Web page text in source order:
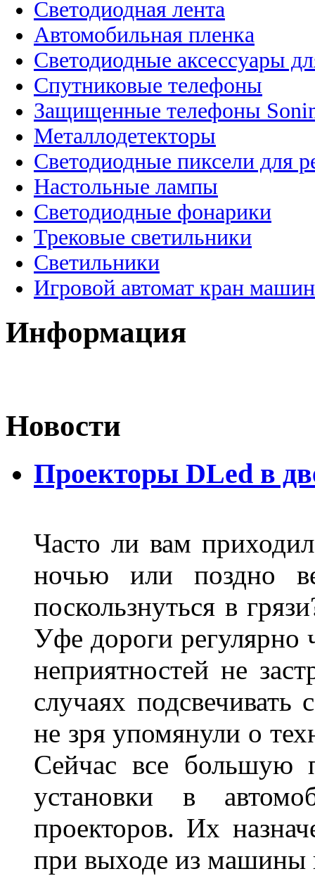
Светодиодная лента
Автомобильная пленка
Светодиодные аксессуары
Спутниковые телефоны
Защищенные телефоны
Металлодетекторы
Светодиодные пиксели для
Настольные лампы
Светодиодные фонарики
Трековые светильники
Светильники
Игровой автомат кран
Информация
Новости
Проекторы DLed в
Часто ли вам
ночью или поздно
поскользнуться в
Уфе дороги регулярно
неприятностей не
случаях
не зря упомянули о
Сейчас все большую
установки в
проекторов. Их
при выходе из